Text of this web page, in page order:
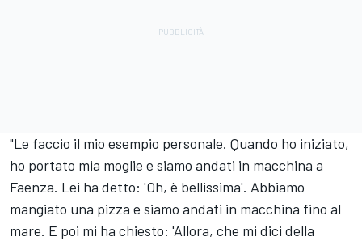
"Le faccio il mio esempio personale. Quando ho iniziato,
ho portato mia moglie e siamo andati in macchina a
Faenza. Lei ha detto: 'Oh, è bellissima'. Abbiamo
mangiato una pizza e siamo andati in macchina fino al
mare. E poi mi ha chiesto: 'Allora, che mi dici della